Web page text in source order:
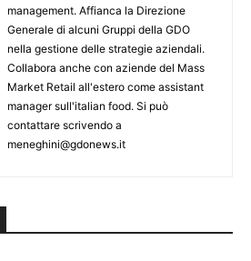
management. Affianca la Direzione
Generale di alcuni Gruppi della GDO
nella gestione delle strategie aziendali.
Collabora anche con aziende del Mass
Market Retail all'estero come assistant
manager sull'italian food. Si può
contattare scrivendo a
meneghini@gdonews.it